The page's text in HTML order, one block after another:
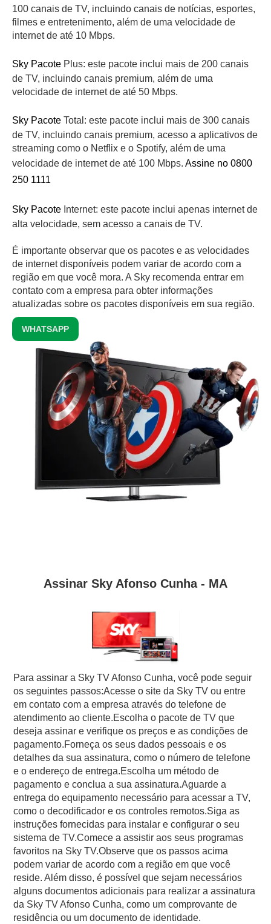
100 canais de TV, incluindo canais de notícias, esportes,
filmes e entretenimento, além de uma velocidade de
internet de até 10 Mbps.
Sky Pacote Plus: este pacote inclui mais de 200 canais
de TV, incluindo canais premium, além de uma
velocidade de internet de até 50 Mbps.
Sky Pacote Total: este pacote inclui mais de 300 canais
de TV, incluindo canais premium, acesso a aplicativos de
streaming como o Netflix e o Spotify, além de uma
velocidade de internet de até 100 Mbps. Assine no 0800
250 1111
Sky Pacote Internet: este pacote inclui apenas internet de
alta velocidade, sem acesso a canais de TV.
É importante observar que os pacotes e as velocidades
de internet disponíveis podem variar de acordo com a
região em que você mora. A Sky recomenda entrar em
contato com a empresa para obter informações
atualizadas sobre os pacotes disponíveis em sua região.
WHATSAPP
Assinar Sky Afonso Cunha - MA
Para assinar a Sky TV Afonso Cunha, você pode seguir
os seguintes passos:Acesse o site da Sky TV ou entre
em contato com a empresa através do telefone de
atendimento ao cliente.Escolha o pacote de TV que
deseja assinar e verifique os preços e as condições de
pagamento.Forneça os seus dados pessoais e os
detalhes da sua assinatura, como o número de telefone
e o endereço de entrega.Escolha um método de
pagamento e conclua a sua assinatura.Aguarde a
entrega do equipamento necessário para acessar a TV,
como o decodificador e os controles remotos.Siga as
instruções fornecidas para instalar e configurar o seu
sistema de TV.Comece a assistir aos seus programas
favoritos na Sky TV.Observe que os passos acima
podem variar de acordo com a região em que você
reside. Além disso, é possível que sejam necessários
alguns documentos adicionais para realizar a assinatura
da Sky TV Afonso Cunha, como um comprovante de
residência ou um documento de identidade.